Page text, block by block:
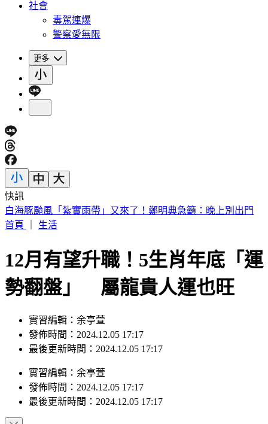
社會
毒駕連爆
警察愛無限
更多
快訊
別只看台積電！ 外媒點名「2檔AI設備股」快上車
首頁
生活
12月有望升職！5生肖年底「運
勢翻盤」 屬龍貴人運也旺
實習編輯：余亭萱
發佈時間：2024.12.05 17:17
最後更新時間：2024.12.05 17:17
實習編輯 ： 余亭萱
發佈時間： 2024.12.05 17:17
最後更新時間： 2024.12.05 17:17